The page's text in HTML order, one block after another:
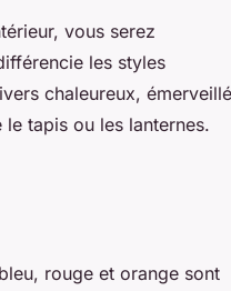
vous serez
les styles
chaleureux, émerveillé
tapis ou les lanternes.
rouge et orange sont